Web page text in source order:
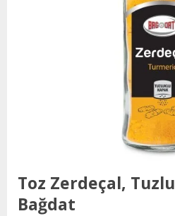
Toz Zerdeçal,
Bağdat